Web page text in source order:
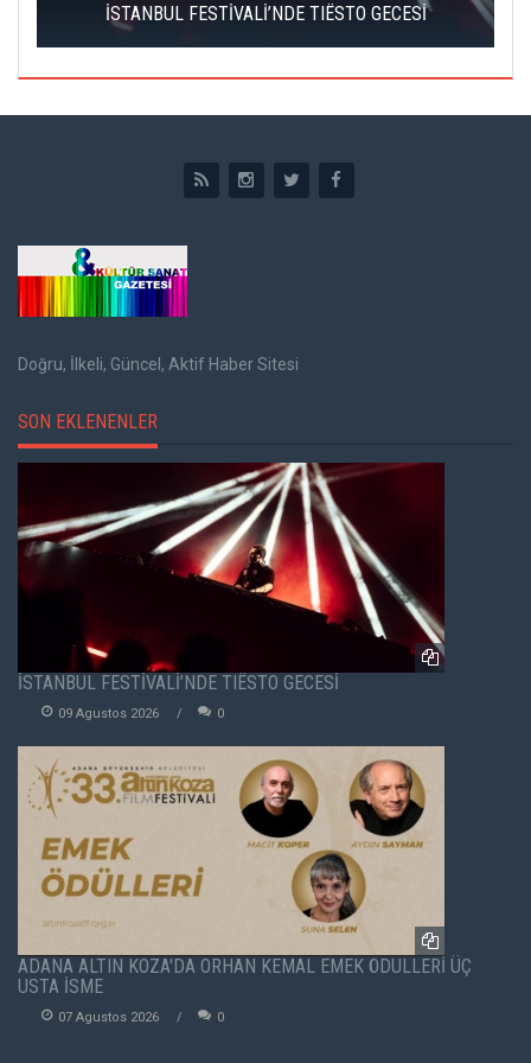
İSTANBUL FESTİVALİ’NDE TIËSTO GECESİ
Doğru, İlkeli, Güncel, Aktif Haber Sitesi
SON EKLENENLER
İSTANBUL FESTİVALİ’NDE TIËSTO GECESİ
09 Agustos 2026 0
ADANA ALTIN KOZA'DA ORHAN KEMAL EMEK ÖDÜLLERİ ÜÇ
USTA İSME
07 Agustos 2026 0